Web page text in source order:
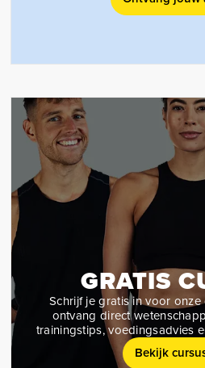
GRATIS
Schrijf je gratis in voor
ontvang direct
trainingstips, voedingsadvies
Bekijk